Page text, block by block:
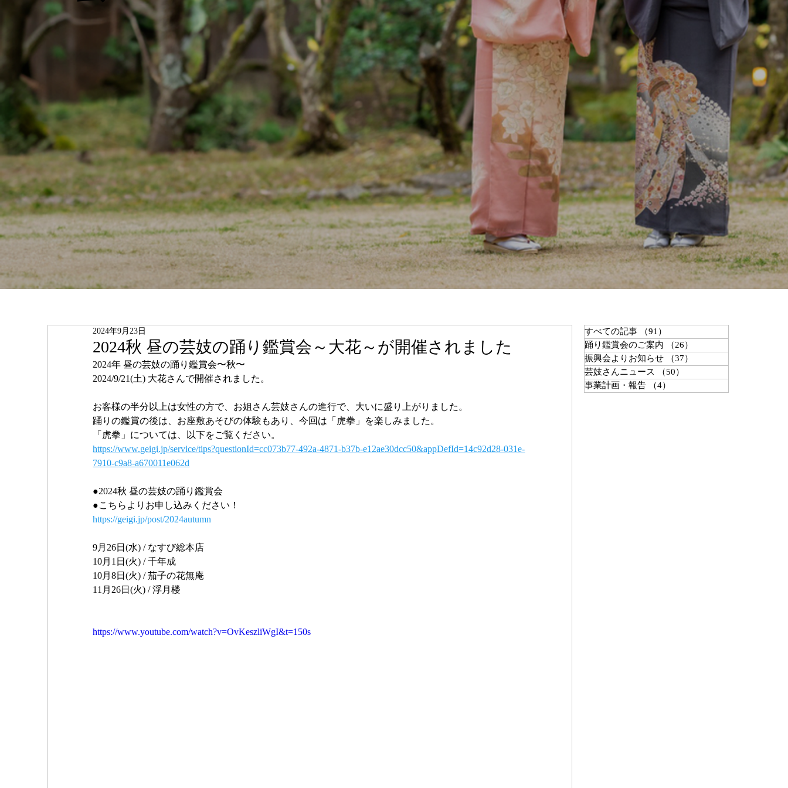
2024秋 昼の芸妓の踊り鑑賞会～大花～が開催されました
2024年9月23日
2024年 昼の芸妓の踊り鑑賞会〜秋〜
2024/9/21(土) 大花さんで開催されました。
お客様の半分以上は女性の方で、お姐さん芸妓さんの進行で、大いに盛り上がりました。
踊りの鑑賞の後は、お座敷あそびの体験もあり、今回は「虎拳」を楽しみました。
「虎拳」については、以下をご覧ください。
https://www.geigi.jp/service/tips?questionId=cc073b77-492a-4871-b37b-e12ae30dcc50&appDefId=14c92d28-031e-
7910-c9a8-a670011e062d
●2024秋 昼の芸妓の踊り鑑賞会
●こちらよりお申し込みください！
https://geigi.jp/post/2024autumn
9月26日(水) / なすび総本店
10月1日(火) / 千年成
10月8日(火) / 茄子の花無庵
11月26日(火) / 浮月楼
https://www.youtube.com/watch?v=OvKeszliWgI&t=150s
すべての記事 （91）
踊り鑑賞会のご案内
（26）
振興会よりお知らせ
（37）
芸妓さんニュース
（50）
事業計画・報告
（4）